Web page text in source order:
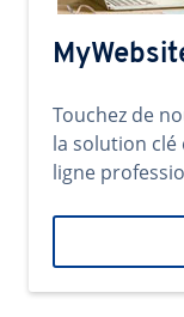
Touchez de
la solution
ligne